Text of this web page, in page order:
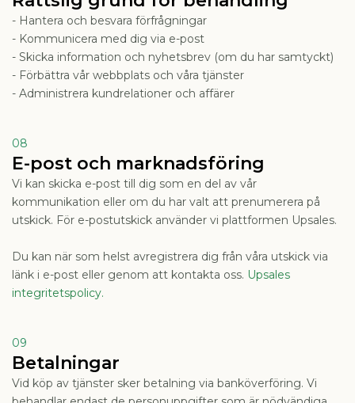
- Hantera och besvara förfrågningar
- Kommunicera med dig via e-post
- Skicka information och nyhetsbrev (om du har samtyckt)
- Förbättra vår webbplats och våra tjänster
- Administrera kundrelationer och affärer
08
E-post och marknadsföring
Vi kan skicka e-post till dig som en del av vår
kommunikation eller om du har valt att prenumerera på
utskick. För e-postutskick använder vi plattformen Upsales.
Du kan när som helst avregistrera dig från våra utskick via
länk i e-post eller genom att kontakta oss. Upsales
integritetspolicy.
09
Betalningar
Vid köp av tjänster sker betalning via banköverföring. Vi